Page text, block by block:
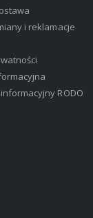
i reklamacje
RODO